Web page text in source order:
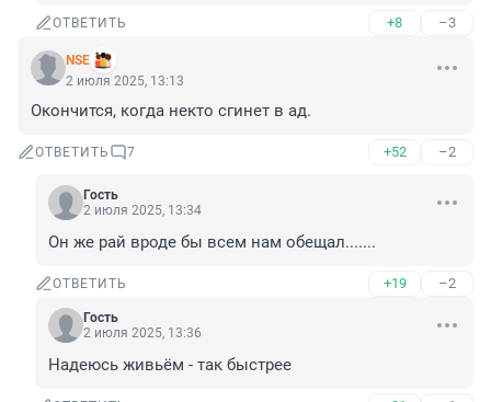
ОТВЕТИТЬ +8 –3
NSE
2 июля 2025, 13:13
Окончится, когда некто сгинет в ад.
ОТВЕТИТЬ 7 +52 –2
Гость
2 июля 2025, 13:34
Он же рай вроде бы всем нам обещал.......
ОТВЕТИТЬ +19 –2
Гость
2 июля 2025, 13:36
Надеюсь живьём - так быстрее